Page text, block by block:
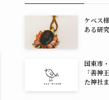
ケベス
ある研
国東市
「善神
た神社